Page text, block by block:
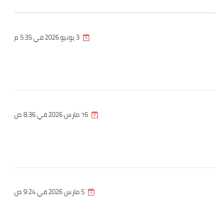
3 يونيو 2026 في 5:35 م
16 مارس 2026 في 8:36 ص
5 مارس 2026 في 9:24 ص